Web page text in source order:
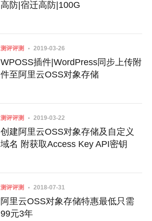
高防|宿迁高防|100G
测评评测 2019-03-26
WPOSS插件|WordPress同步上传附
件至阿里云OSS对象存储
测评评测 2019-03-22
创建阿里云OSS对象存储及自定义
域名 附获取Access Key API密钥
测评评测 2018-07-31
阿里云OSS对象存储特惠最低只需
99元3年